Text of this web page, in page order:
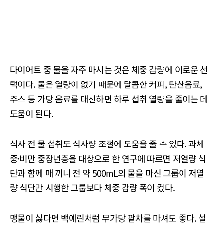
다이어트 중 물을 자주 마시는 것은 체중 감량에 이로운 선
택이다. 물은 열량이 없기 때문에 달콤한 커피, 탄산음료,
주스 등 가당 음료를 대신하면 하루 섭취 열량을 줄이는 데
도움이 된다.
식사 전 물 섭취도 식사량 조절에 도움을 줄 수 있다. 과체
중·비만 중장년층을 대상으로 한 연구에 따르면 저열량 식
단과 함께 매 끼니 전 약 500mL의 물을 마신 그룹이 저열
량 식단만 시행한 그룹보다 체중 감량 폭이 컸다.
맹물이 싫다면 백예린처럼 무가당 팥차를 마셔도 좋다. 설